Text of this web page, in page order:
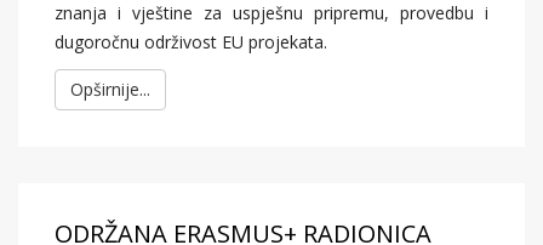
znanja i vještine za uspješnu pripremu, provedbu i
dugoročnu održivost EU projekata.
Opširnije...
ODRŽANA ERASMUS+ RADIONICA